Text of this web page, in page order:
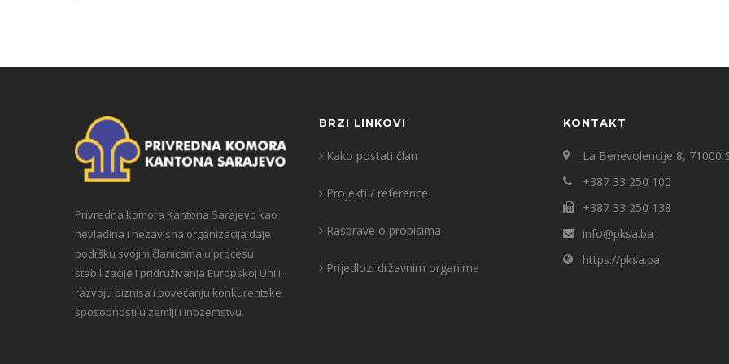
Privredna komora Kantona Sarajevo kao
nevladina i nezavisna organizacija daje
podršku svojim članicama u procesu
stabilizacije i pridruživanja Europskoj Uniji,
razvoju biznisa i povećanju konkurentske
sposobnosti u zemlji i inozemstvu.
BRZI LINKOVI
Kako postati član
Projekti / reference
Rasprave o propisima
Prijedlozi državnim organima
KONTAKT
La Benevolencije 8, 71000
+387 33 250 100
+387 33 250 138
info@pksa.ba
https://pksa.ba